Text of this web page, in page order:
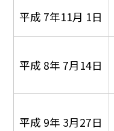
平成 7年11月 1日
平成 8年 7月14日
平成 9年 3月27日